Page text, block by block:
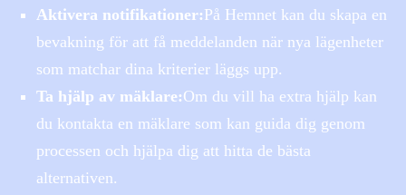
Aktivera notifikationer:På Hemnet kan du skapa en
bevakning för att få meddelanden när nya lägenheter
som matchar dina kriterier läggs upp.
Ta hjälp av mäklare:Om du vill ha extra hjälp kan
du kontakta en mäklare som kan guida dig genom
processen och hjälpa dig att hitta de bästa
alternativen.